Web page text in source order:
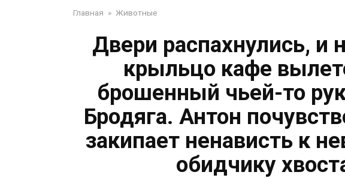
Главная » Животные
Двери распахнулись, и
крыльцо кафе
брошенный чьей-то
Бродяга. Антон
закипает ненависть к
обидчику